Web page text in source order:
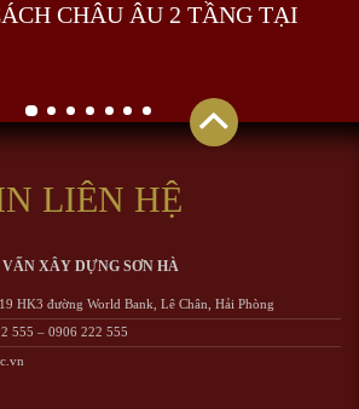
CHÂU ÂU 2 TẦNG TẠI
LIÊN HỆ
XÂY DỰNG SƠN HÀ
HK3 đường World Bank, Lê Chân, Hải Phòng
555 – 0906 222 555